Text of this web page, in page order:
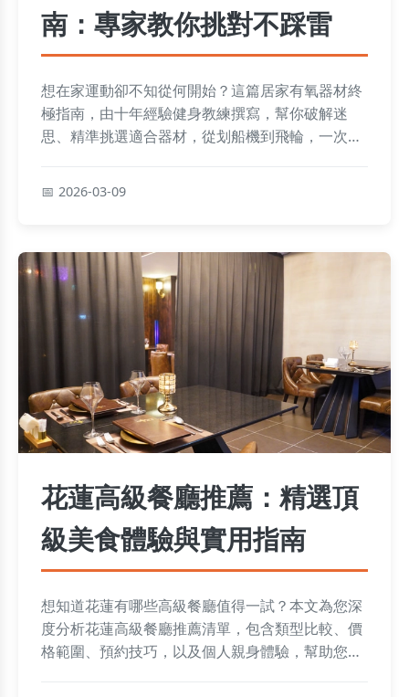
南：專家教你挑對不踩雷
想在家運動卻不知從何開始？這篇居家有氧器材終
極指南，由十年經驗健身教練撰寫，幫你破解迷
思、精準挑選適合器材，從划船機到飛輪，一次搞
2026-03-09
花蓮高級餐廳推薦：精選頂
級美食體驗與實用指南
想知道花蓮有哪些高級餐廳值得一試？本文為您深
度分析花蓮高級餐廳推薦清單，包含類型比較、價
格範圍、預約技巧，以及個人親身體驗，幫助您輕